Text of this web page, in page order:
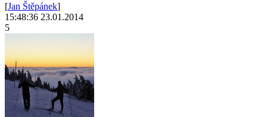
[Jan Štěpánek]
15:48:36 23.01.2014
5